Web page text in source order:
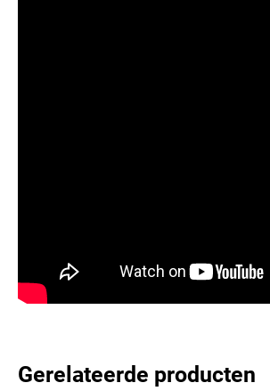
Gerelateerde producten